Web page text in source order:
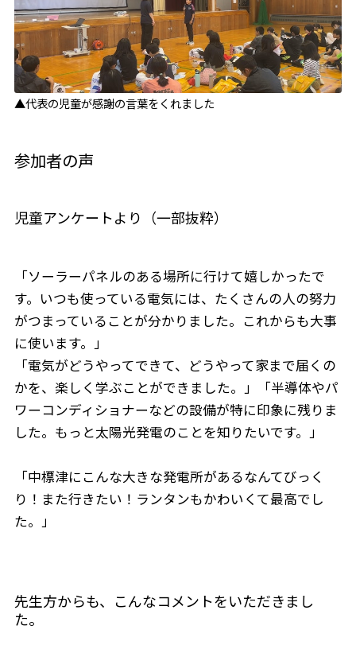
▲代表の児童が感謝の言葉をくれました
参加者の声
児童アンケートより（一部抜粋）
「ソーラーパネルのある場所に行けて嬉しかったで
す。いつも使っている電気には、たくさんの人の努力
がつまっていることが分かりました。これからも大事
に使います。」
「電気がどうやってできて、どうやって家まで届くの
かを、楽しく学ぶことができました。」「半導体やパ
ワーコンディショナーなどの設備が特に印象に残りま
した。もっと太陽光発電のことを知りたいです。」
「中標津にこんな大きな発電所があるなんてびっく
り！また行きたい！ランタンもかわいくて最高でし
た。」
先生方からも、こんなコメントをいただきまし
た。